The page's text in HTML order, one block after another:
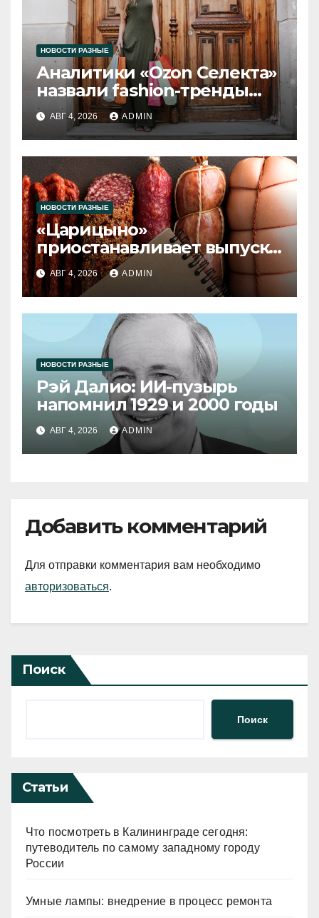
НОВОСТИ РАЗНЫЕ
Аналитики «Ozon Селекта»
назвали fashion-тренды
2026 года
АВГ 4, 2026 ADMIN
НОВОСТИ РАЗНЫЕ
«Царицыно»
приостанавливает выпуск
продукции
АВГ 4, 2026 ADMIN
НОВОСТИ РАЗНЫЕ
Рэй Далио: ИИ-пузырь
напомнил 1929 и 2000 годы
АВГ 4, 2026 ADMIN
Добавить комментарий
Для отправки комментария вам необходимо
авторизоваться.
Поиск
Поиск
Статьи
Что посмотреть в Калининграде сегодня:
путеводитель по самому западному городу
России
Умные лампы: внедрение в процесс ремонта